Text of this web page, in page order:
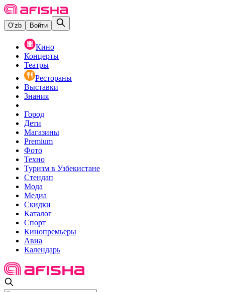
O‘zb Войти
Кино
Концерты
Театры
Рестораны
Выставки
Знания
Город
Дети
Магазины
Premium
Фото
Техно
Туризм в Узбекистане
Стендап
Мода
Медиа
Скидки
Каталог
Спорт
Кинопремьеры
Авиа
Календарь